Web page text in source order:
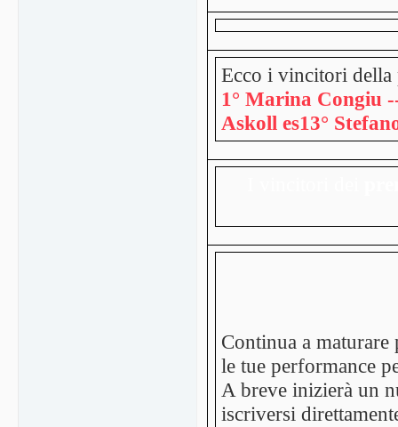
Ecco i vincitori della
1° Marina Congiu
Askoll es13°
Continua a maturare
le tue performance
A breve inizierà un
iscriversi